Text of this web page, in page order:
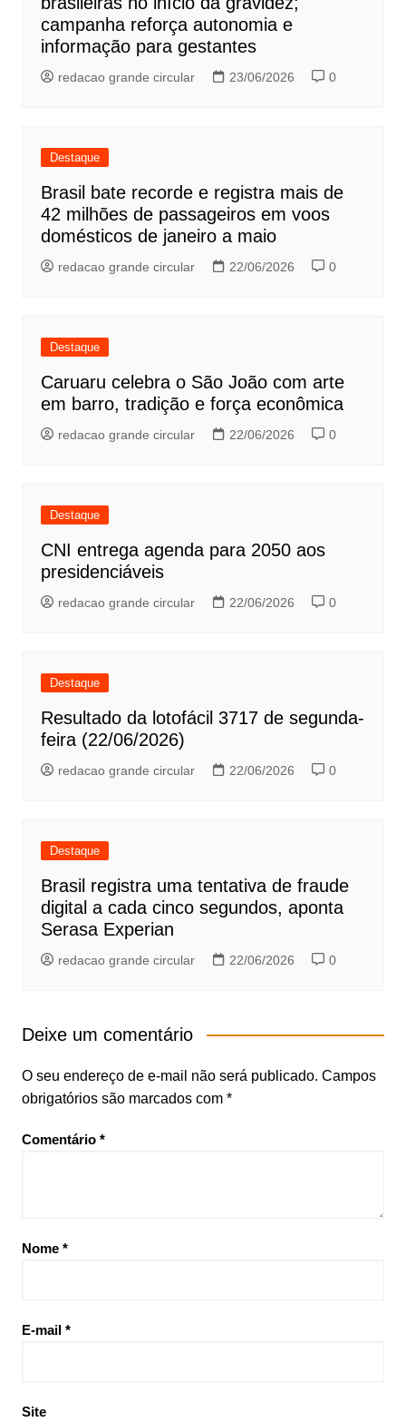
campanha reforça autonomia e
informação para gestantes
redacao grande circular 23/06/2026 0
Destaque
Brasil bate recorde e registra mais de
42 milhões de passageiros em voos
domésticos de janeiro a maio
redacao grande circular 22/06/2026 0
Destaque
Caruaru celebra o São João com arte
em barro, tradição e força econômica
redacao grande circular 22/06/2026 0
Destaque
CNI entrega agenda para 2050 aos
presidenciáveis
redacao grande circular 22/06/2026 0
Destaque
Resultado da lotofácil 3717 de segunda-
feira (22/06/2026)
redacao grande circular 22/06/2026 0
Destaque
Brasil registra uma tentativa de fraude
digital a cada cinco segundos, aponta
Serasa Experian
redacao grande circular 22/06/2026 0
Deixe um comentário
O seu endereço de e-mail não será publicado. Campos
obrigatórios são marcados com *
Comentário *
Nome *
E-mail *
Site